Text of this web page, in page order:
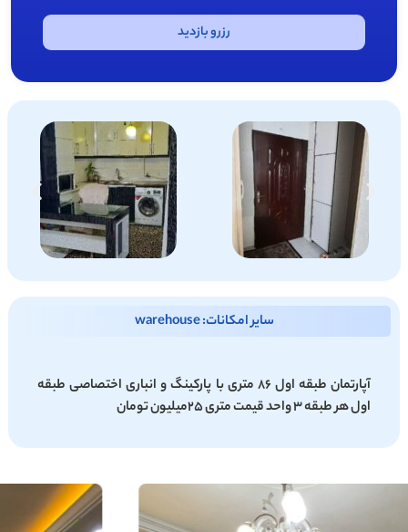
رزرو بازدید
سایر امکانات: warehouse
آپارتمان طبقه اول ۸۶ متری با پارکینگ و انباری اختصاصی طبقه
اول هر طبقه ۳ واحد قیمت متری 25میلیون تومان